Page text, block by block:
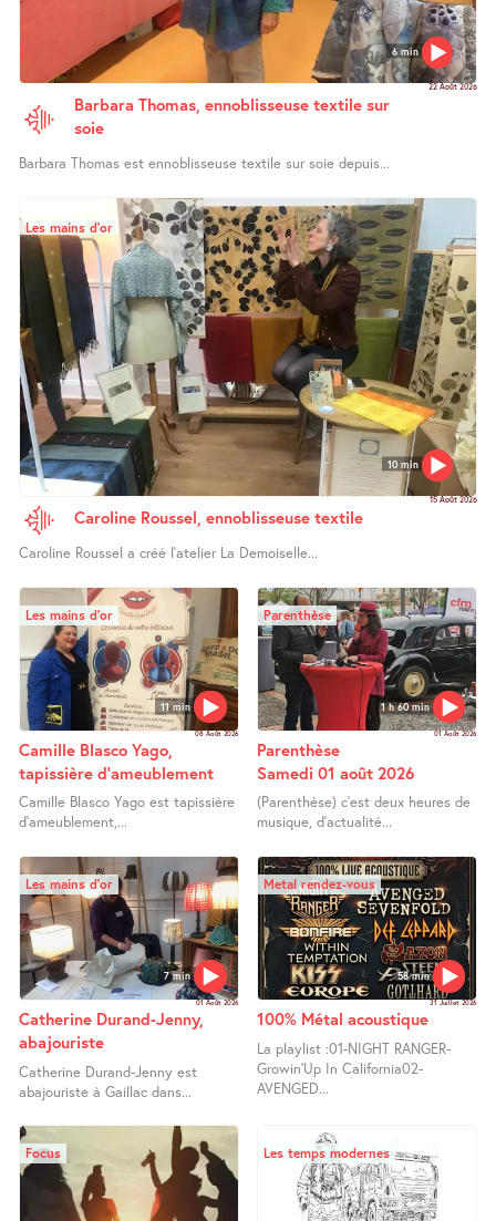
6 min
22 Août 2026
Barbara Thomas, ennoblisseuse textile sur
soie
Barbara Thomas est ennoblisseuse textile sur soie depuis...
10 min
Les mains d’or
15 Août 2026
Caroline Roussel, ennoblisseuse textile
Caroline Roussel a créé l’atelier La Demoiselle...
11 min
Les mains d’or
08 Août 2026
Camille Blasco Yago,
tapissière d’ameublement
Camille Blasco Yago est tapissière
d’ameublement,...
1 h 60 min
Parenthèse
01 Août 2026
Parenthèse
Samedi 01 août 2026
(Parenthèse) c’est deux heures de
musique, d’actualité...
7 min
Les mains d’or
01 Août 2026
Catherine Durand-Jenny,
abajouriste
Catherine Durand-Jenny est
abajouriste à Gaillac dans...
58 min
Metal rendez-vous
31 Juillet 2026
100% Métal acoustique
La playlist :01-NIGHT RANGER-
Growin’Up In California02-
AVENGED...
Focus Les temps modernes